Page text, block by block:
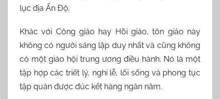
lục địa Ấn Độ.
Khác với Công giáo hay Hồi giáo, tôn giáo này
không có người sáng lập duy nhất và cũng không
có một giáo hội trung ương điều hành. Nó là một
tập hợp các triết lý, nghi lễ, lối sống và phong tục
tập quán được đúc kết hàng ngàn năm.